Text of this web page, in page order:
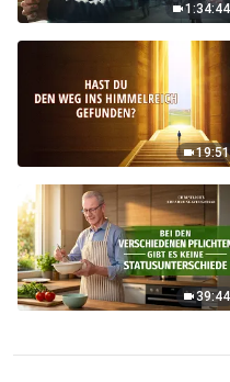
1:34:44
19:51
39:44